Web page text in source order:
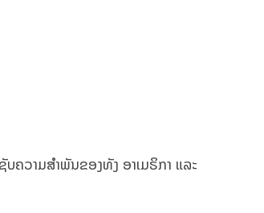
ຄວາມສຳພັນຂອງທັງ ອາເມຣິກາ ແລະ